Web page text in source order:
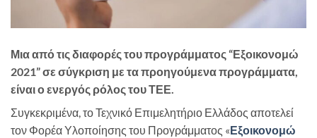
Μια από τις διαφορές του προγράμματος “Εξοικονομώ
2021” σε σύγκριση με τα προηγούμενα προγράμματα,
είναι ο ενεργός ρόλος του ΤΕΕ.
Συγκεκριμένα, το Τεχνικό Επιμελητήριο Ελλάδος αποτελεί
τον Φορέα Υλοποίησης του Προγράμματος «Εξοικονομώ